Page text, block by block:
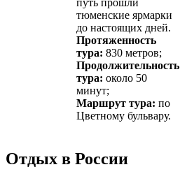
тюменские ярмарки
до настоящих дней.
Протяженность
тура: 830 метров;
Продолжительность
тура: около 50
минут;
Маршрут тура: по
Цветному бульвару.
Отдых в России